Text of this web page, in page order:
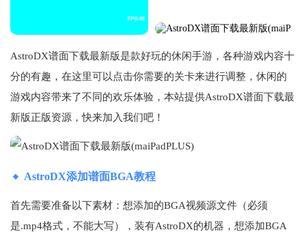
AstroDX谱面下载最新版是款好玩的休闲手游，各种游戏内容十
分的有趣，在这里可以点击你需要的关卡来进行调整，休闲的
游戏内容带来了不同的欢乐体验，本站提供AstroDX谱面下载最
新版正版资源，快来加入我们吧！
AstroDX添加谱面BGA教程
首先需要准备以下素材：想添加的BGA视频源文件（必须
是.mp4格式，不能大写），装有AstroDX的机器，想添加BGA